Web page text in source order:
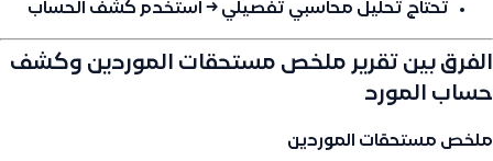
تحتاج تحليل محاسبي تفصيلي → استخدم كشف الحساب
الفرق بين تقرير ملخص مستحقات الموردين وكشف
حساب المورد
ملخص مستحقات الموردين